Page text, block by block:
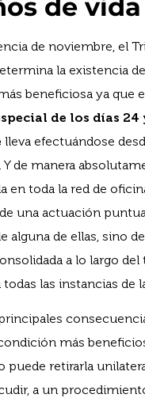
de vida
de noviembre, el
la existencia
beneficiosa ya que
de los días 24
lleva efectuándose
Y de manera
en toda la red de
una actuación
alguna de ellas, sino
a lo largo
las instancias de
más
puede retirarla
a un